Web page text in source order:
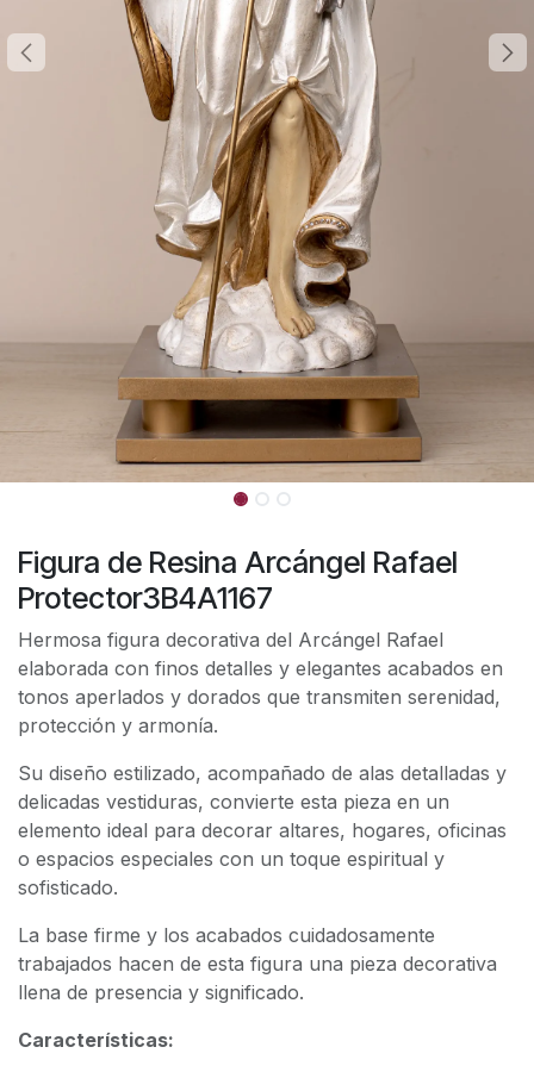
Figura de Resina Arcángel Rafael
Protector3B4A1167
Hermosa figura decorativa del Arcángel Rafael
elaborada con finos detalles y elegantes acabados en
tonos aperlados y dorados que transmiten serenidad,
protección y armonía.
Su diseño estilizado, acompañado de alas detalladas y
delicadas vestiduras, convierte esta pieza en un
elemento ideal para decorar altares, hogares, oficinas
o espacios especiales con un toque espiritual y
sofisticado.
La base firme y los acabados cuidadosamente
trabajados hacen de esta figura una pieza decorativa
llena de presencia y significado.
Características: